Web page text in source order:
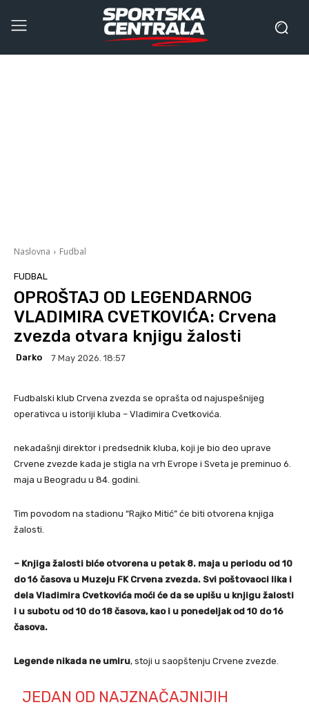
Naslovna Fudbal
FUDBAL
OPROŠTAJ OD LEGENDARNOG
VLADIMIRA CVETKOVIĆA: Crvena
zvezda otvara knjigu žalosti
Darko 7 May 2026. 18:57
Fudbalski klub Crvena zvezda se oprašta od najuspešnijeg
operativca u istoriji kluba – Vladimira Cvetkovića.
nekadašnji direktor i predsednik kluba, koji je bio deo uprave
Crvene zvezde kada je stigla na vrh Evrope i Sveta je preminuo 6.
maja u Beogradu u 84. godini.
Tim povodom na stadionu “Rajko Mitić” će biti otvorena knjiga
žalosti.
– Knjiga žalosti biće otvorena u petak 8. maja u periodu od 10
do 16 časova u Muzeju FK Crvena zvezda. Svi poštovaoci lika i
dela Vladimira Cvetkovića moći će da se upišu u knjigu žalosti
i u subotu od 10 do 18 časova, kao i u ponedeljak od 10 do 16
časova.
Legende nikada ne umiru, stoji u saopštenju Crvene zvezde.
JEDAN OD NAJZNAČAJNIJIH